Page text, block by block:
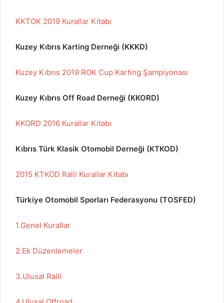
KKTOK 2019 Kurallar Kitabı
Kuzey Kıbrıs Karting Derneği (KKKD)
Kuzey Kıbrıs 2019 ROK Cup Karting Şampiyonası
Kuzey Kıbrıs Off Road Derneği (KKORD)
KKORD 2016 Kurallar Kitabı
Kıbrıs Türk Klasik Otomobil Derneği (KTKOD)
2015 KTKOD Ralli Kurallar Kitabı
Türkiye Otomobil Sporları Federasyonu (TOSFED)
1.Genel Kurallar
2.Ek Düzenlemeler
3.Ulusal Ralli